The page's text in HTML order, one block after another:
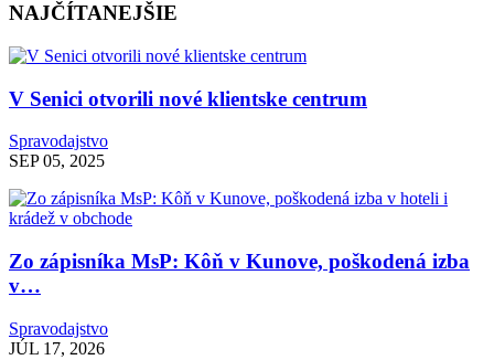
NAJČÍTANEJŠIE
V Senici otvorili nové klientske centrum
Spravodajstvo
SEP 05, 2025
Zo zápisníka MsP: Kôň v Kunove, poškodená izba
v…
Spravodajstvo
JÚL 17, 2026